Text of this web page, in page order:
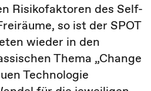
Risikofaktoren des Self-
so ist der SPOT
wieder in den
Thema „Change
Technologie